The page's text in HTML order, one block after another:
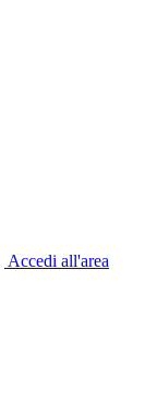
Accedi all'area